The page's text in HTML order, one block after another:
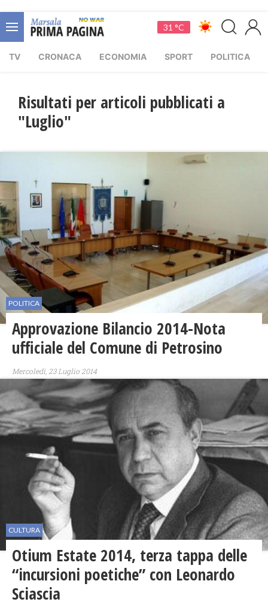
31 °C
TV CRONACA ECONOMIA SPORT POLITICA
Risultati per articoli pubblicati a
"Luglio"
POLITICA
Approvazione Bilancio 2014-Nota
ufficiale del Comune di Petrosino
Mercoledì, 23 Luglio 2014
CULTURA
Otium Estate 2014, terza tappa delle
“incursioni poetiche” con Leonardo
Sciascia